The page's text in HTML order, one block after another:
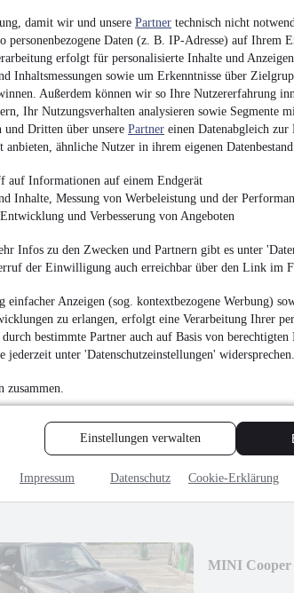
damit wir und unsere Partner technisch nicht
personenbezogene Daten (z. B. IP-Adresse) auf Ihrem
erfolgt für personalisierte Inhalte und
Inhaltsmessungen sowie um Erkenntnisse über
Außerdem können wir so Ihre Nutzererfahrung
Ihr Nutzungsverhalten analysieren sowie Segmente
und Dritten über unsere Partner einen Datenabgleich
ähnliche Nutzer in ihrem eigenen
auf Informationen auf einem Endgerät
Inhalte, Messung von Werbeleistung und der
und Verbesserung von Angeboten
Infos zu den Zwecken und Partnern gibt es unter
der Einwilligung auch erreichbar über den Link im
einfacher Anzeigen (sog. kontextbezogene Werbung)
zu erlangen, erfolgt eine Verarbeitung Ihrer
bestimmte Partner auch auf Basis von berechtigten
jederzeit unter 'Datenschutzeinstellungen' widersprechen.
Einstellungen verwalten
Impressum Datenschutz Cookie-Erklärung
Finanzierung ab
Unfallfrei •
Fiat 500
5.490 €
Finanzierung ab
EZ 01/2013•
BMW 318d
19.980 €¹
Finanzierung ab
EZ 02/2024•
MINI Cooper